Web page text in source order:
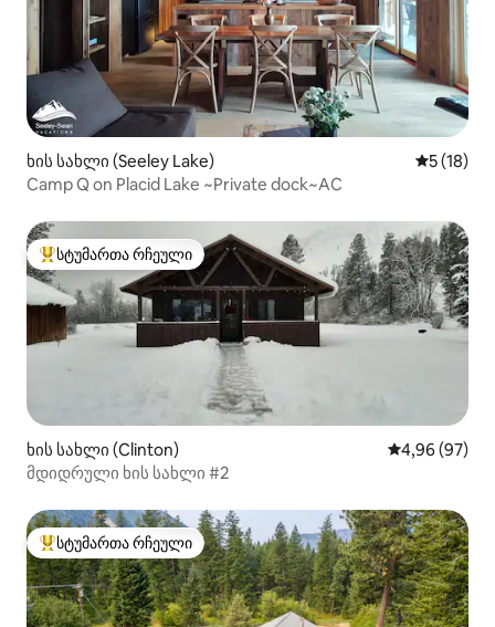
ხის სახლი (Seeley Lake) საშუალო
5 (18)
Camp Q on Placid Lake ~Private dock~AC
სტუმართა რჩეული მოწინავე ვარიანტი
სტუმართა რჩეული
ხის სახლი (Clinton) საშუალო
4,96 (97)
მდიდრული ხის სახლი #2
სტუმართა რჩეული მოწინავე ვარიანტი
სტუმართა რჩეული